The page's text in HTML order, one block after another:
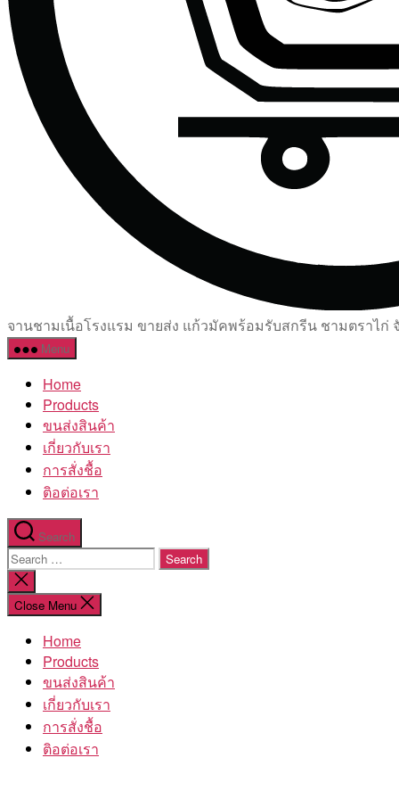
จานชามเนื้อโรงแรม ขายส่ง แก้วมัคพร้อมรับสกรีน ชามตราไก่
Menu
Home
Products
ขนส่งสินค้า
เกี่ยวกับเรา
การสั่งชื้อ
ติอต่อเรา
Search
Search
for:
Close
search
Close Menu
Home
Products
ขนส่งสินค้า
เกี่ยวกับเรา
การสั่งชื้อ
ติอต่อเรา